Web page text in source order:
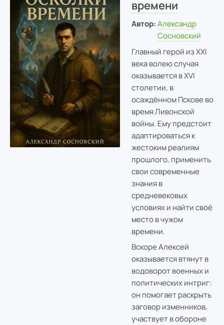
времени
Автор: Александр
Сосновский
Главный герой из XXI
века волею случая
оказывается в XVI
столетии, в
осаждённом Пскове во
время Ливонской
войны. Ему предстоит
адаптироваться к
жестоким реалиям
прошлого, применить
свои современные
знания в
средневековых
условиях и найти своё
место в чужом
времени.
Вскоре Алексей
оказывается втянут в
водоворот военных и
политических интриг:
он помогает раскрыть
заговор изменников,
участвует в обороне